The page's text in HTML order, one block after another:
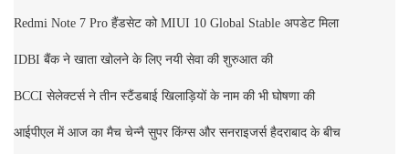
Redmi Note 7 Pro हैंडसेट को MIUI 10 Global Stable अपडेट मिला
IDBI बैंक ने खाता खोलने के लिए नयी सेवा की शुरुआत की
BCCI सेलेक्टर्स ने तीन स्टैंडबाई खिलाड़ियों के नाम की भी घोषणा की
आईपीएल में आज का मैच चेन्नै सुपर किंग्स और सनराइजर्स हैदराबाद के बीच